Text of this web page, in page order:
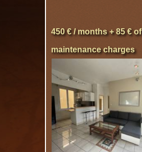
450 € / months + 85 € of
maintenance charges